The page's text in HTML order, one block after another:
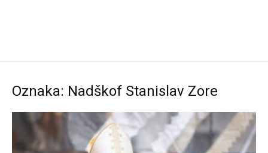
Oznaka: Nadškof Stanislav Zore